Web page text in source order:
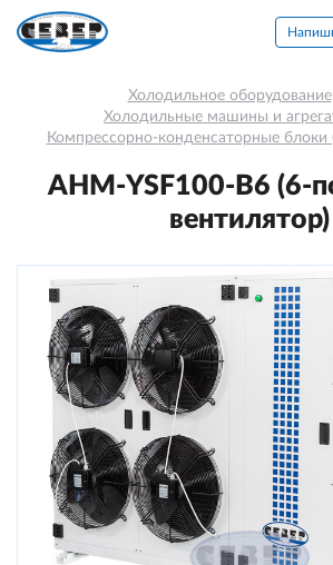
Холодильное оборудование
Холодильные машины и
Компрессорно-конденсаторные
АНМ-YSF100-В6 (6-
вентилятор)